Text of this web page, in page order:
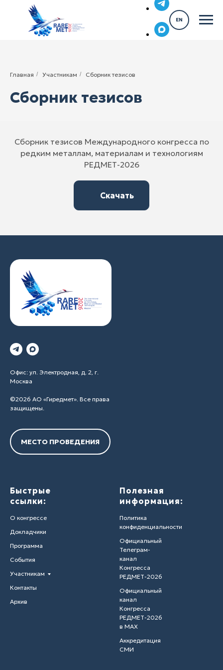
EN
Главная / Участникам / Сборник тезисов
Сборник тезисов
Сборник тезисов Международного конгресса по
редким металлам, материалам и технологиям
РЕДМЕТ-2026
Скачать
Офис: ул. Электродная, д. 2, г.
Москва
©2026 АО «Гиредмет». Все права
защищены.
МЕСТО ПРОВЕДЕНИЯ
Быстрые
ссылки:
О конгрессе
Докладчики
Программа
События
Участникам
Контакты
Архив
Полезная
информация:
Политика
конфиденциальности
Официальный
Телеграм-
канал
Конгресса
РЕДМЕТ-2026
Официальный
канал
Конгресса
РЕДМЕТ-2026
в MAX
Аккредитация
СМИ